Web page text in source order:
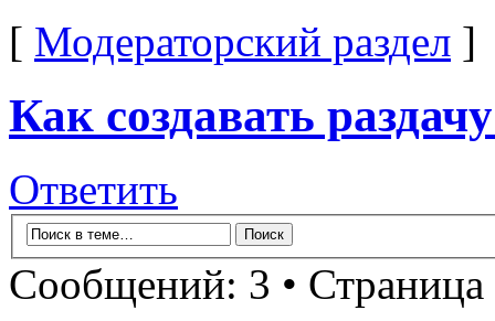
[ Модераторский раздел ]
Как создавать
Ответить
Сообщений: 3 • Страница